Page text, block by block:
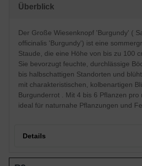
Wuchshöhe
Blüte
Unscheinbare,
kolbenartig, unbedeutend
Blütezeit
Juni - Juli
Wurzeln
Horstbildend
Boden
Feucht, normal
Standort
Sonnig-halbschattig
Pflanzen
pro m²
4 bis 6
Überblick
Der Große Wiesenknopf 'Burgundy' (
officinalis 'Burgundy') ist eine
Staude, die eine Höhe von bis zu 100
Sie bevorzugt feuchte, durchlässige
bis halbschattigen Standorten und
mit charakteristischen, kolbenartigen
Burgunderrot . Mit 4 bis 6 Pflanzen pro
ideal für naturnahe Pflanzungen und
Details
Portrait des Großen Wiesenknopfs